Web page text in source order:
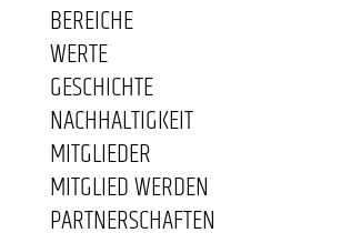
BEREICHE
WERTE
GESCHICHTE
NACHHALTIGKEIT
MITGLIEDER
MITGLIED WERDEN
PARTNERSCHAFTEN